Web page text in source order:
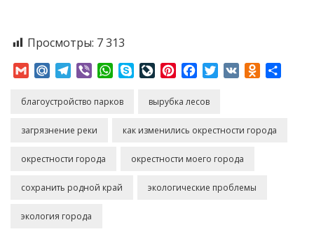
Просмотры: 7 313
GmailMail.RuTelegram
Viber WhatsApp
SkypeLiveJournal
PinterestFacebookTwitter
VK
благоустройство парков вырубка лесов
загрязнение реки как изменились окрестности города
окрестности города окрестности моего города
сохранить родной край экологические проблемы
экология города